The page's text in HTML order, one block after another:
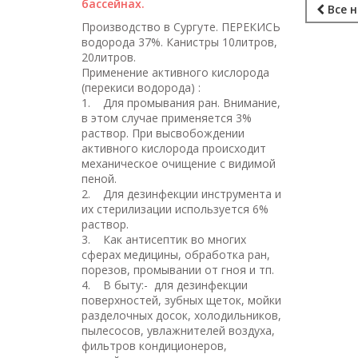
Все
бассейнах.
Производство в Сургуте. ПЕРЕКИСЬ
водорода 37%. Канистры 10литров,
20литров.
Применение активного кислорода
(перекиси водорода) :
1. Для промывания ран. Внимание,
в этом случае применяется 3%
раствор. При высвобождении
активного кислорода происходит
механическое очищение с видимой
пеной.
2. Для дезинфекции инструмента и
их стерилизации используется 6%
раствор.
3. Как антисептик во многих
сферах медицины, обработка ран,
порезов, промывании от гноя и тп.
4. В быту:- для дезинфекции
поверхностей, зубных щеток, мойки
разделочных досок, холодильников,
пылесосов, увлажнителей воздуха,
фильтров кондиционеров,